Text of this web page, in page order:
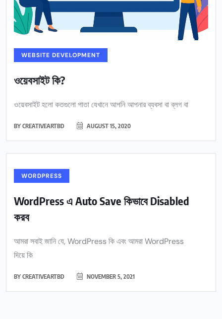
WEBSITE DEVELOPMENT
ওয়েবসাইট কি?
ওয়েবসাইট হলো কতগুলো পাতা যেখানে আপনি আপনার ব্যবসা বা ব্লগ বা
BY CREATIVEARTBD AUGUST 15, 2020
WORDPRESS
WordPress এ Auto Save কিভাবে Disabled
করব
আমরা সবাই জানি যে, WordPress কি এবং আমরা WordPress
দিয়ে কি
BY CREATIVEARTBD NOVEMBER 5, 2021